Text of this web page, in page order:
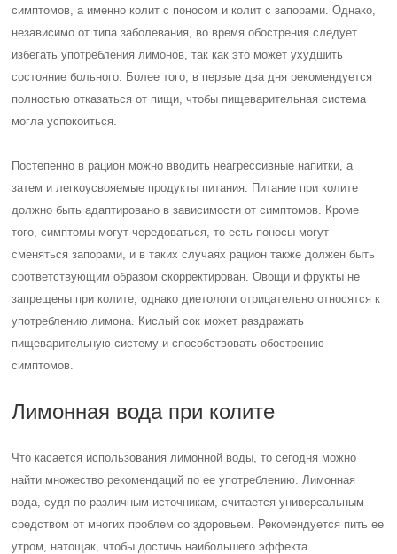
симптомов, а именно колит с поносом и колит с запорами. Однако,
независимо от типа заболевания, во время обострения следует
избегать употребления лимонов, так как это может ухудшить
состояние больного. Более того, в первые два дня рекомендуется
полностью отказаться от пищи, чтобы пищеварительная система
могла успокоиться.
Постепенно в рацион можно вводить неагрессивные напитки, а
затем и легкоусвояемые продукты питания. Питание при колите
должно быть адаптировано в зависимости от симптомов. Кроме
того, симптомы могут чередоваться, то есть поносы могут
сменяться запорами, и в таких случаях рацион также должен быть
соответствующим образом скорректирован. Овощи и фрукты не
запрещены при колите, однако диетологи отрицательно относятся к
употреблению лимона. Кислый сок может раздражать
пищеварительную систему и способствовать обострению
симптомов.
Лимонная вода при колите
Что касается использования лимонной воды, то сегодня можно
найти множество рекомендаций по ее употреблению. Лимонная
вода, судя по различным источникам, считается универсальным
средством от многих проблем со здоровьем. Рекомендуется пить ее
утром, натощак, чтобы достичь наибольшего эффекта.